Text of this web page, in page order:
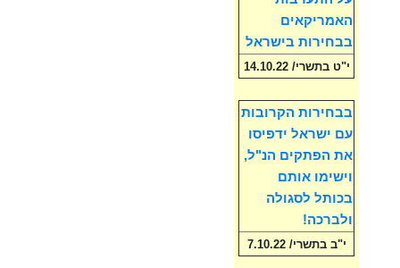
האמריקאים
בבחירות בישראל
י"ט בתשרי/ 14.10.22
בבחירות הקרובות
עם ישראל ידפיסו
את הפתקים הנ"ל,
וישימו אותם
בכותל לסגולה
ולברכה!
י"ב בתשרי/ 7.10.22